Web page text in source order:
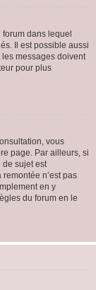
dans lequel
Il est possible aussi
messages doivent
pour plus
vous
page. Par ailleurs, si
de sujet est
n’est pas
en y
du forum en le